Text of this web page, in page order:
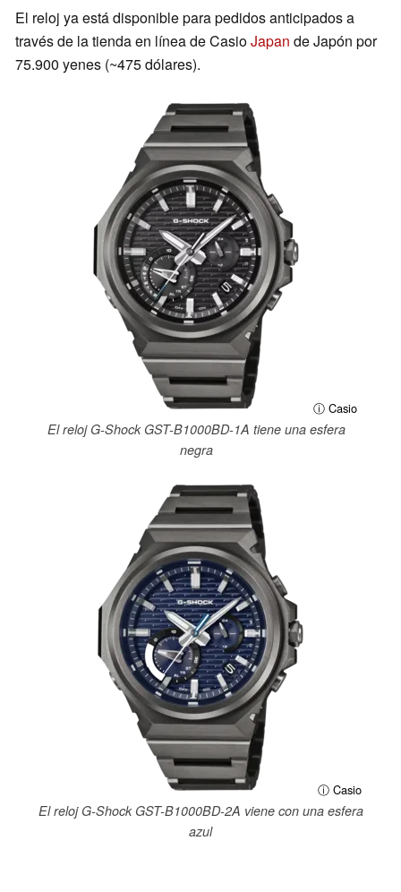
El reloj ya está disponible para pedidos anticipados a
través de la tienda en línea de CasioJapan de Japón por
75.900 yenes (~475 dólares).
ⓘ Casio
El reloj G-Shock GST-B1000BD-1A tiene una esfera
negra
ⓘ Casio
El reloj G-Shock GST-B1000BD-2A viene con una esfera
azul